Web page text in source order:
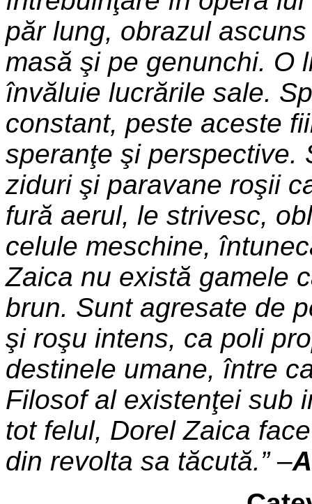
păr lung, obrazul
masă şi pe genunchi. O
învăluie lucrările sale.
constant, peste aceste
speranţe şi perspective.
ziduri şi paravane roşii
fură aerul, le strivesc,
celule meschine,
Zaica nu există gamele
brun. Sunt agresate de
şi roşu intens, ca poli
destinele umane, între
Filosof al existenţei sub
tot felul, Dorel Zaica
din revolta sa tăcută.”–